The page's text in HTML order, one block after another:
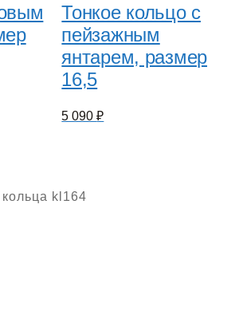
Тонкое кольцо с
пейзажным
янтарем, размер
16,5
5 090₽
кольца kl164